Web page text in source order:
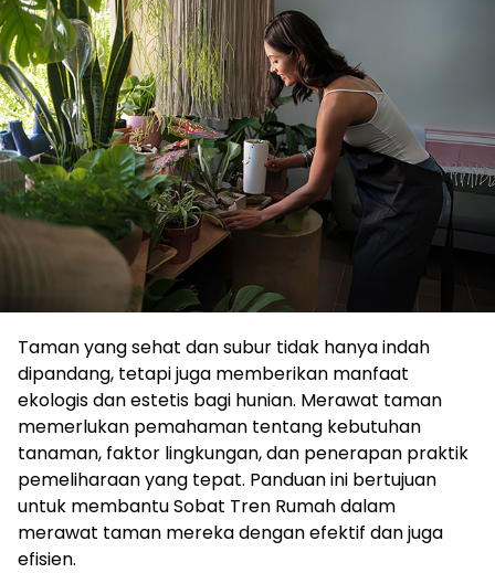
Taman yang sehat dan subur tidak hanya indah
dipandang, tetapi juga memberikan manfaat
ekologis dan estetis bagi hunian. Merawat taman
memerlukan pemahaman tentang kebutuhan
tanaman, faktor lingkungan, dan penerapan praktik
pemeliharaan yang tepat. Panduan ini bertujuan
untuk membantu Sobat Tren Rumah dalam
merawat taman mereka dengan efektif dan juga
efisien.